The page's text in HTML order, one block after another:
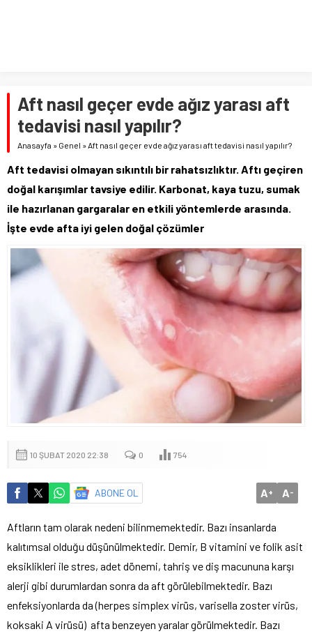
Aft nasıl geçer evde ağız yarası aft
tedavisi nasıl yapılır?
Anasayfa » Genel »Aft nasıl geçer evde ağız yarası aft tedavisi nasıl yapılır?
Aft tedavisi olmayan sıkıntılı bir rahatsızlıktır. Aftı geçiren
doğal karışımlar tavsiye edilir. Karbonat, kaya tuzu, sumak
ile hazırlanan gargaralar en etkili yöntemlerde arasında.
İşte evde afta iyi gelen doğal çözümler
10 ŞUBAT 2020 22:38 0 754
ABONE OL A+ A-
Aftların tam olarak nedeni bilinmemektedir. Bazı insanlarda
kalıtımsal olduğu düşünülmektedir. Demir, B vitamini ve folik asit
eksiklikleri ile stres, adet dönemi, tahriş ve diş macununa karşı
alerji gibi durumlardan sonra da aft görülebilmektedir. Bazı
enfeksiyonlarda da (herpes simplex virüs, varisella zoster virüs,
koksaki A virüsü) afta benzeyen yaralar görülmektedir. Bazı